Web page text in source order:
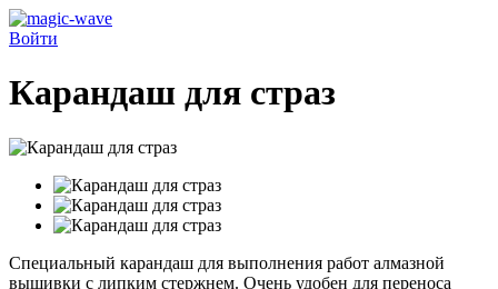
Войти
Карандаш для страз
Специальный карандаш для выполнения работ алмазной
вышивки с липким стержнем. Очень удобен для переноса